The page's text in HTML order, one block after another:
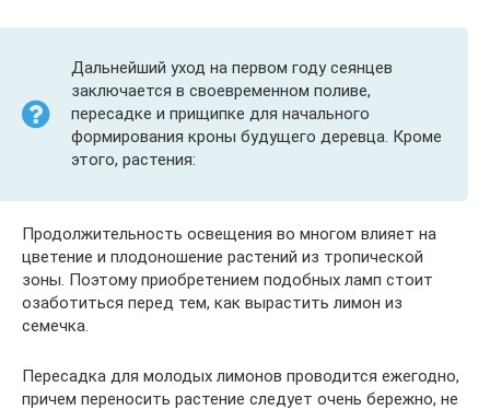
Дальнейший уход на первом году сеянцев
заключается в своевременном поливе,
пересадке и прищипке для начального
формирования кроны будущего деревца. Кроме
этого, растения:
Продолжительность освещения во многом влияет на
цветение и плодоношение растений из тропической
зоны. Поэтому приобретением подобных ламп стоит
озаботиться перед тем, как вырастить лимон из
семечка.
Пересадка для молодых лимонов проводится ежегодно,
причем переносить растение следует очень бережно, не